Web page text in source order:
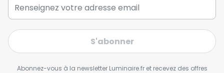
S'abonner
Abonnez-vous à la newsletter Luminaire.fr et recevez des offres